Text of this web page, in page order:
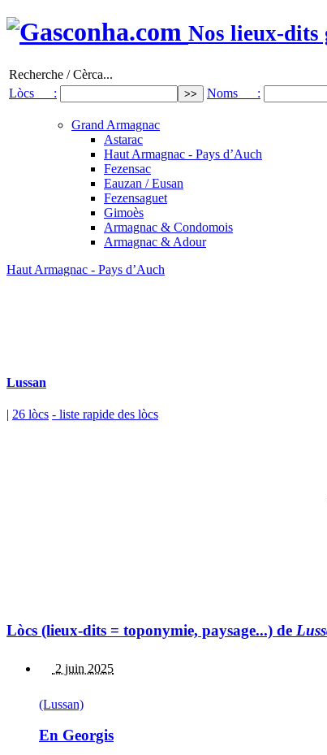
Nos lieux-dits
Recherche / Cèrca...
Lòcs :
Noms :
Grand Armagnac
Astarac
Haut Armagnac - Pays d’Auch
Fezensac
Eauzan / Eusan
Fezensaguet
Gimoès
Armagnac & Condomois
Armagnac & Adour
Haut Armagnac - Pays d’Auch
Lussan
| 26 lòcs - liste rapide des lòcs
Lòcs (lieux-dits = toponymie, paysage...) de
2 juin 2025
(Lussan)
En Georgis